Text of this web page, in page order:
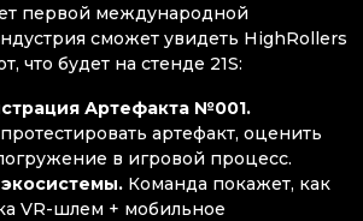
первой международной
сможет увидеть HighRollers
что будет на стенде 21S:
Артефакта №001.
артефакт, оценить
в игровой процесс.
Команда покажет, как
VR-шлем + мобильное